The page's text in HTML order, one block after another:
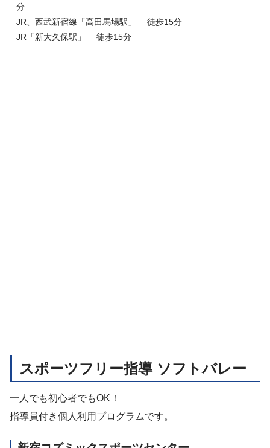
分
JR、西武新宿線「高田馬場駅」 徒歩15分
JR「新大久保駅」 徒歩15分
スポーツフリー指導 ソフトバレー
一人でも初心者でもOK！
指導員付き個人利用プログラムです。